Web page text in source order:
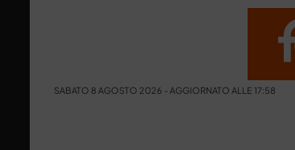
SABATO 8 AGOSTO 2026 - AGGIORNATO ALLE 17:58